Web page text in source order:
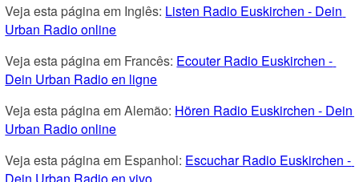
Veja esta página em Inglês: Listen Radio Euskirchen - Dein
Urban Radio online
Veja esta página em Francês: Ecouter Radio Euskirchen -
Dein Urban Radio en ligne
Veja esta página em Alemão: Hören Radio Euskirchen - Dein
Urban Radio online
Veja esta página em Espanhol: Escuchar Radio Euskirchen -
Dein Urban Radio en vivo